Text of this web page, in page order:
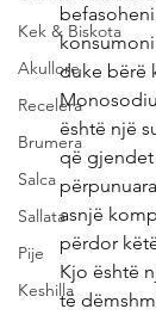
Kek & Biskota
Akullore
Recelera
Brumera
Salca
Sallata
Pije
Keshilla
duke bërë
është një
që
asnjë
përdor
Kjo është
të